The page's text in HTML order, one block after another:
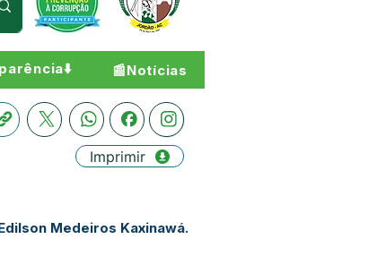
📰Notícias
Imprimir
Medeiros Kaxinawá.